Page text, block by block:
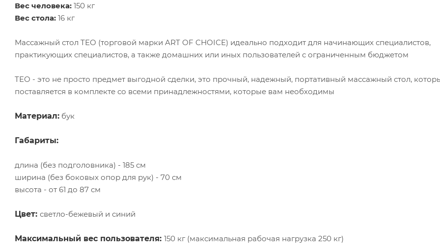
Вес человека: 150 кг
Вес стола: 16 кг
Массажный стол TEO (торговой марки ART OF CHOICE) идеально подходит для начинающих специалистов,
практикующих специалистов, а также домашних или иных пользователей с ограниченным бюджетом
TEO - это не просто предмет выгодной сделки, это прочный, надежный, портативный массажный стол,
поставляется в комплекте со всеми принадлежностями, которые вам необходимы
Материал: бук
Габариты:
длина (без подголовника) - 185 см
ширина (без боковых опор для рук) - 70 см
высота - от 61 до 87 см
Цвет: светло-бежевый и синий
Максимальный вес пользователя: 150 кг (максимальная рабочая нагрузка 250 кг)